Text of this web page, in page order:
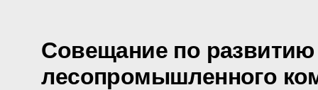
Совещание по развитию
лесопромышленного